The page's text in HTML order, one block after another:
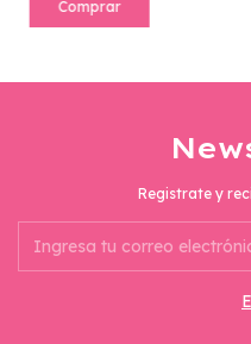
Comprar
Registrate y